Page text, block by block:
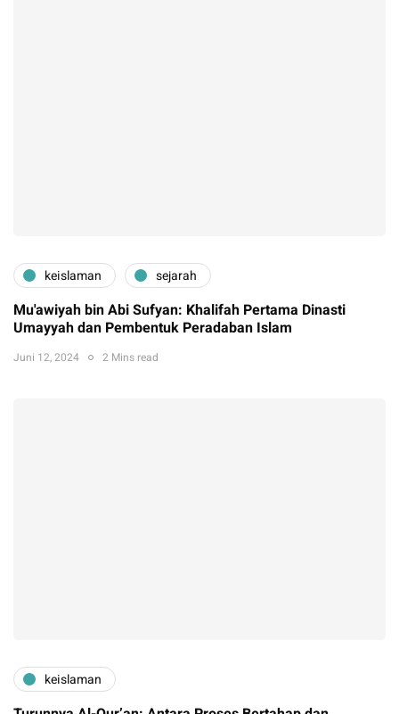
keislaman sejarah
Mu'awiyah bin Abi Sufyan: Khalifah Pertama Dinasti
Umayyah dan Pembentuk Peradaban Islam
Juni 12, 2024 2 Mins read
keislaman